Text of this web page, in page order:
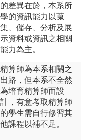
的差異在於，本系所
學的資訊能力以蒐
集、儲存、分析及展
示資料或資訊之相關
能力為主。
精算師為本系相關之
出路，但本系不全然
為培育精算師而設
計，有意考取精算師
的學生需自行修習其
他課程以補不足。